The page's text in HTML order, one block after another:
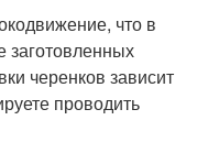
что в
черенков зависит
проводить